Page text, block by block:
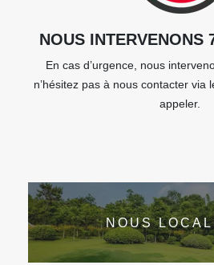
NOUS INTERVENONS
En cas d’urgence, nous
n’hésitez pas à nous contacter via
appeler.
NOUS